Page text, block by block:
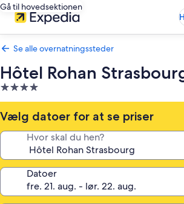
Gå til hovedsektionen
Se alle overnatningssteder
Hôtel Rohan
4.0-
stjernet
overnatningssted
Vælg datoer for at se priser
Hvor skal du hen?
Datoer